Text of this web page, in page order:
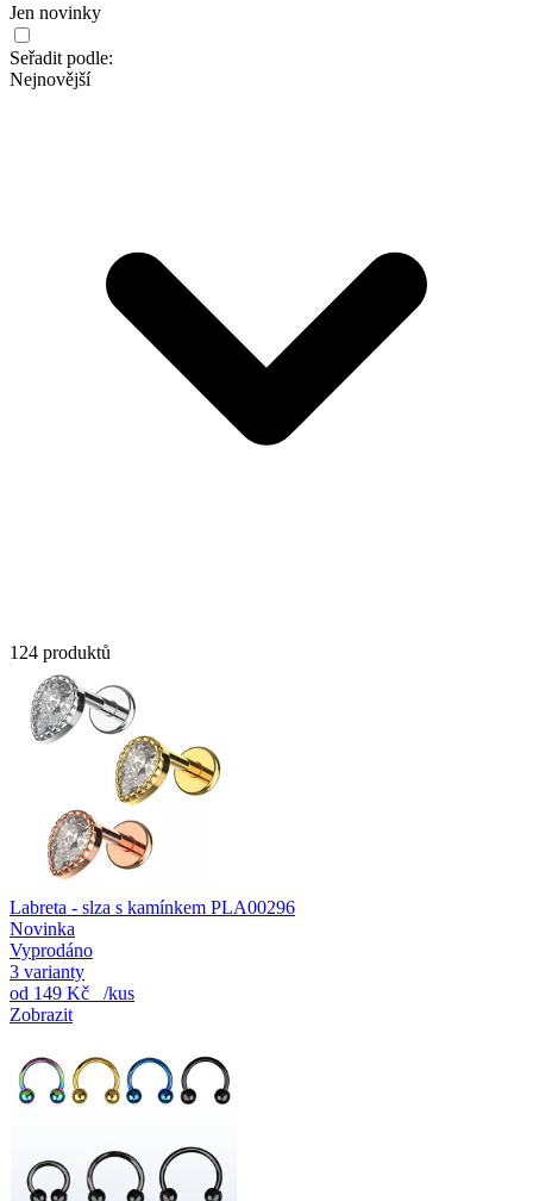
Jen novinky
Seřadit podle:
Nejnovější
124 produktů
Labreta - slza s kamínkem PLA00296
Novinka
Vyprodáno
3 varianty
od 149 Kč
/kus
Zobrazit